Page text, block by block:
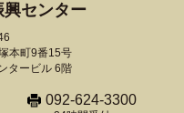
センター
本町9番15号
タービル 6階
092-624-3300